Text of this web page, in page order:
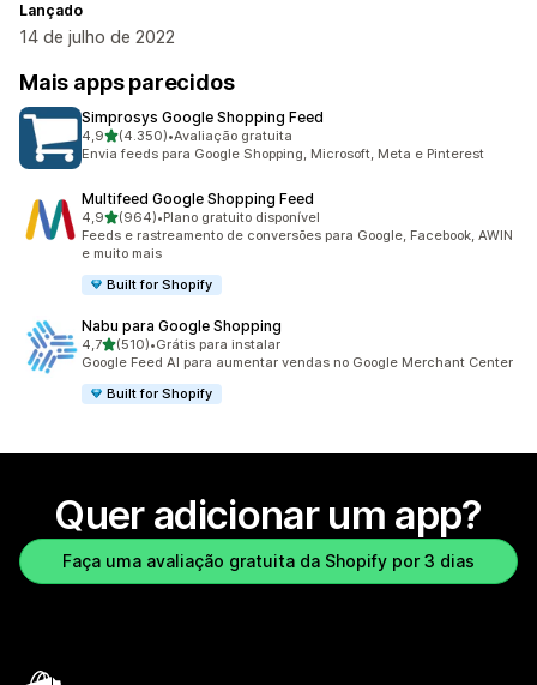
Lançado
14 de julho de 2022
Mais apps parecidos
Simprosys Google Shopping Feed
4,9de 5 estrelas
(4.350)
4350 avaliações ao todo
•Avaliação gratuita
Envia feeds para Google Shopping, Microsoft, Meta e Pinterest
Multifeed Google Shopping Feed
4,9de 5 estrelas
(964)
964 avaliações ao todo
•Plano gratuito disponível
Feeds e rastreamento de conversões para Google, Facebook, AWIN
e muito mais
Built for Shopify
Nabu para Google Shopping
4,7de 5 estrelas
(510)
510 avaliações ao todo
•Grátis para instalar
Google Feed AI para aumentar vendas no Google Merchant Center
Built for Shopify
Quer adicionar um app?
Faça uma avaliação gratuita da Shopify por 3 dias